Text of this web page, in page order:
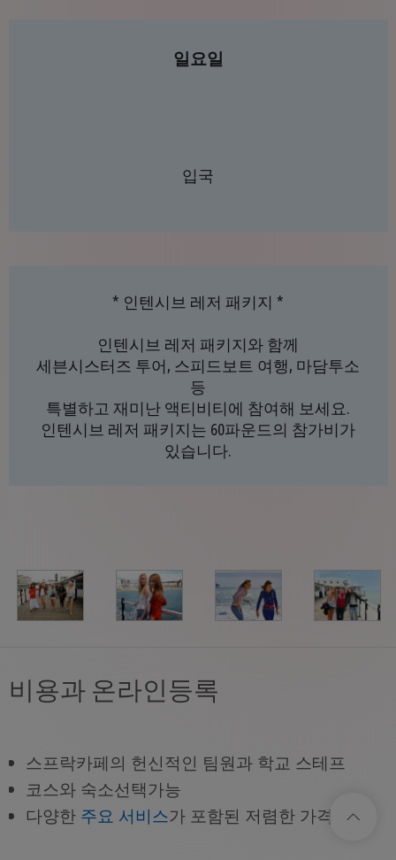
일요일
입국
* 인텐시브 레저 패키지 *
인텐시브 레저 패키지와 함께
세븐시스터즈 투어, 스피드보트 여행, 마담투소
등
특별하고 재미난 액티비티에 참여해 보세요.
인텐시브 레저 패키지는 60파운드의 참가비가
있습니다.
비용과 온라인등록
스프락카페의 헌신적인 팀원과 학교 스테프
코스와 숙소선택가능
다양한 주요 서비스가 포함된 저렴한 가격